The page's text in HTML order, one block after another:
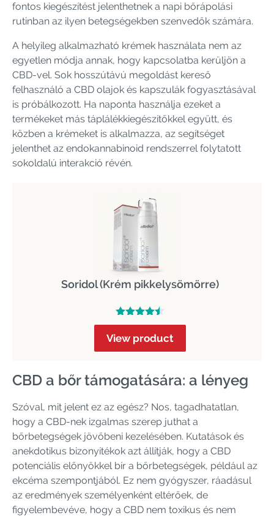
fontos kiegészítést jelenthetnek a napi bőrápolási
rutinban az ilyen betegségekben szenvedők számára.
A helyileg alkalmazható krémek használata nem az
egyetlen módja annak, hogy kapcsolatba kerüljön a
CBD-vel. Sok hosszútávú megoldást kereső
felhasználó a CBD olajok és kapszulák fogyasztásával
is próbálkozott. Ha naponta használja ezeket a
termékeket más táplálékkiegészítőkkel együtt, és
közben a krémeket is alkalmazza, az segítséget
jelenthet az endokannabinoid rendszerrel folytatott
sokoldalú interakció révén.
Soridol (Krém pikkelysömörre)
View product
CBD a bőr támogatására: a lényeg
Szóval, mit jelent ez az egész? Nos, tagadhatatlan,
hogy a CBD-nek izgalmas szerep juthat a
bőrbetegségek jövőbeni kezelésében. Kutatások és
anekdotikus bizonyítékok azt állítják, hogy a CBD
potenciális előnyökkel bír a bőrbetegségek, például az
ekcéma szempontjából. Ez nem gyógyszer, ráadásul
az eredmények személyenként eltérőek, de
figyelembevéve, hogy a CBD nem toxikus és nem